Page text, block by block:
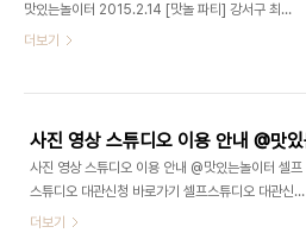
업사진) + #3(프로필사진) = 106,000원 ->
85,000원 강서구 No.1 유일한 문화예술복합라운
연/세미나ㅣ파티/이벤트ㅣ기타공간대여 + 디액션스
맛있는놀이터 2015.2.14 [맛놀 파티] 강서구 최초
벙개 파티 대상 : 강서구모여라(facebook page)
분들과 벙개 파티! 강서구 No.1 유일한 문화예술복합
라운지, 맛있는놀이터(디액션) 사진/영상 스튜디오ㅣ
강연/세미나ㅣ파티/이벤트ㅣ기타공간대여 + 디액션
스쿨 (문의) 070 8748 1031 /
www.deliciousaction.com
더보기
사진 영상 스튜디오 이용 안내 @맛있는놀이터 셀프
스튜디오 대관신청 바로가기 셀프스튜디오 대관신청
바로가기 강서구 No.1 유일한 문화예술복합라운지,
더보기